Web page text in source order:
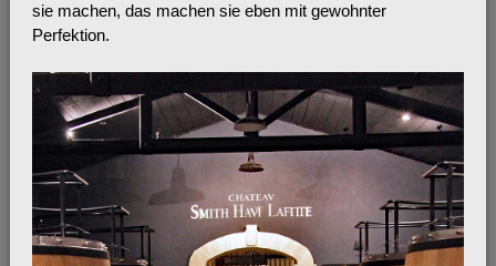
sie machen, das machen sie eben mit gewohnter
Perfektion.